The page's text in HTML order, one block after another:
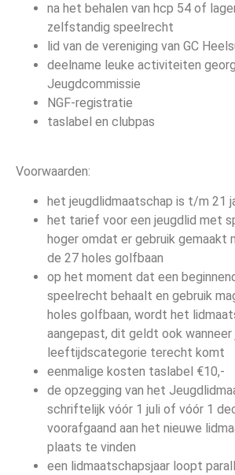
na het behalen van hcp 54 of
zelfstandig speelrecht
lid van de vereniging van GC
deelname leuke activiteiten
Jeugdcommissie
NGF-registratie
taslabel en clubpas
Voorwaarden:
het jeugdlidmaatschap is t/m 21
het tarief voor een jeugdlid met
hoger omdat er gebruik gemaakt
de 27 holes golfbaan
op het moment dat een
speelrecht behaalt en gebruik
holes golfbaan, wordt het
aangepast, dit geldt ook wanneer
leeftijdscategorie terecht komt
eenmalige kosten taslabel €10,-
de opzegging van het
schriftelijk vóór 1 juli of vóór 1
voorafgaand aan het nieuwe
plaats te vinden
een lidmaatschapsjaar loopt